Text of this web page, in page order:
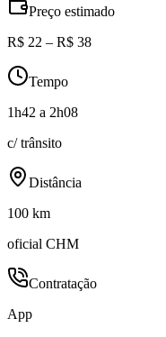
Preço estimado
R$ 22 – R$ 38
Tempo
1h42 a 2h08
c/ trânsito
Distância
100 km
oficial CHM
Contratação
App